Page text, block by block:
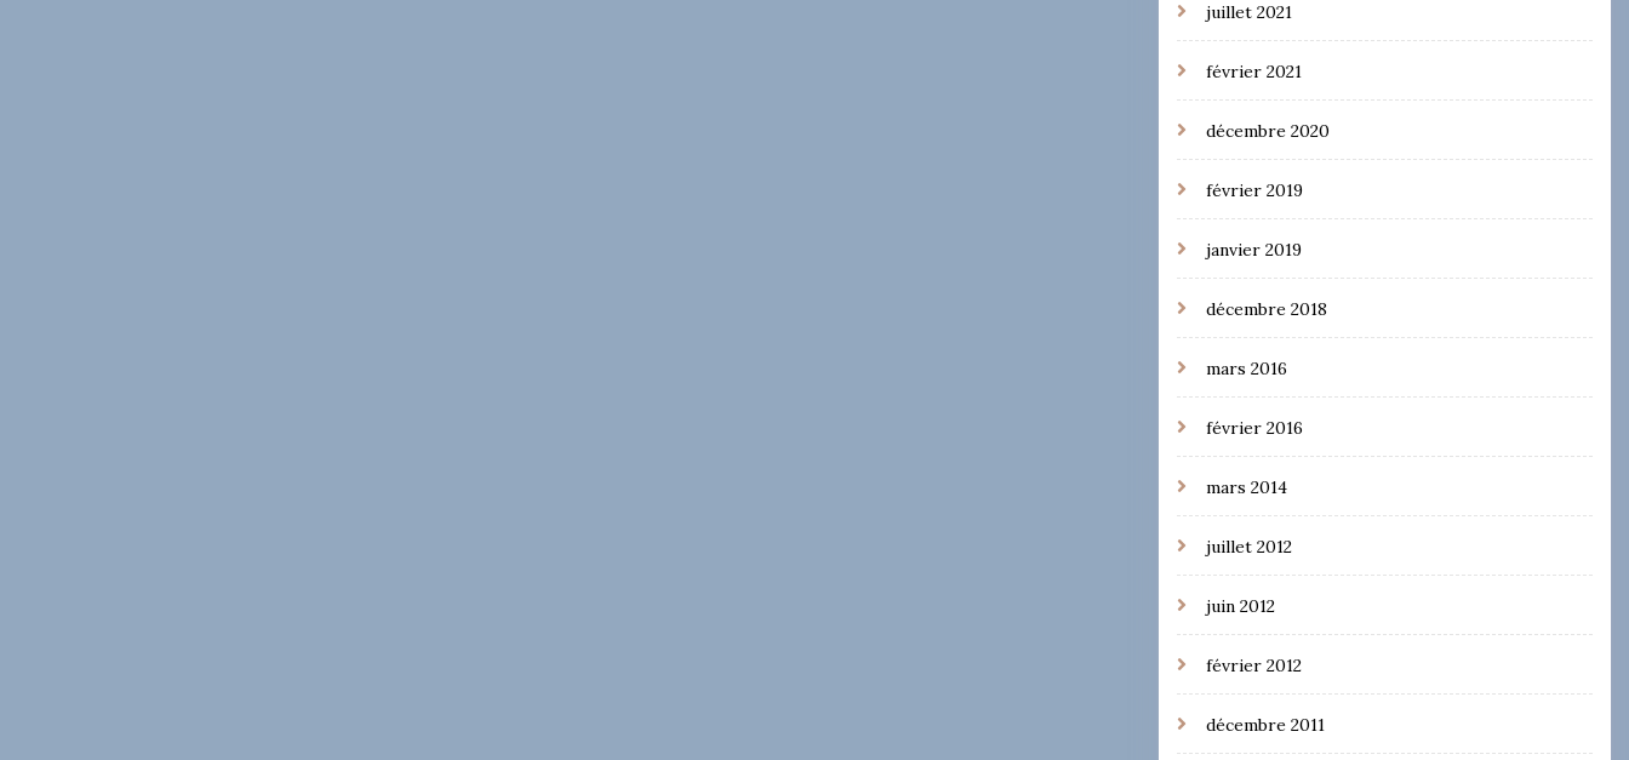
juillet 2021
février 2021
décembre 2020
février 2019
janvier 2019
décembre 2018
mars 2016
février 2016
mars 2014
juillet 2012
juin 2012
février 2012
décembre 2011